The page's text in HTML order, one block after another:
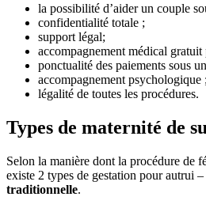
la possibilité d’aider un couple
confidentialité totale ;
support légal;
accompagnement médical
ponctualité des paiements sous
accompagnement psychologique ;
légalité de toutes les procédures.
Types de maternité de
Selon la manière dont la procédure de
existe 2 types de gestation pour autrui –
traditionnelle.